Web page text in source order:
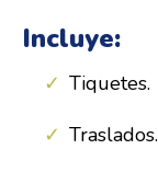
Incluye:
Tiquetes.
Traslados.